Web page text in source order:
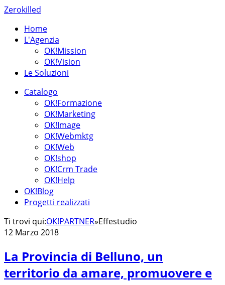
Zerokilled
Home
L'Agenzia
OK!Mission
OK!Vision
Le Soluzioni
Catalogo
OK!Formazione
OK!Marketing
OK!Image
OK!Webmktg
OK!Web
OK!shop
OK!Crm Trade
OK!Help
OK!Blog
Progetti realizzati
Ti trovi qui:OK!PARTNER»Effestudio
12 Marzo 2018
La Provincia di Belluno, un
territorio da amare, promuovere e